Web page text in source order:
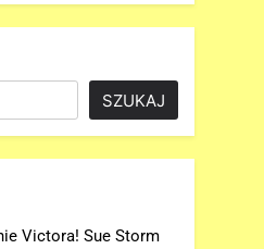
SZUKAJ
Victora! Sue Storm